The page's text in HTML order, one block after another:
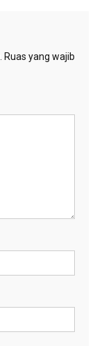
Ruas yang wajib